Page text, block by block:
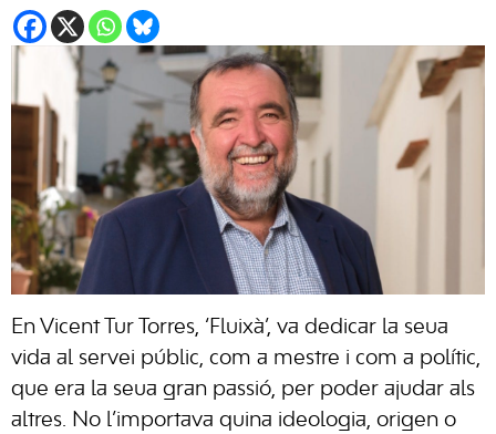
En Vicent Tur Torres, ‘Fluixà’, va dedicar la seua
vida al servei públic, com a mestre i com a polític,
que era la seua gran passió, per poder ajudar als
altres. No l’importava quina ideologia, origen o